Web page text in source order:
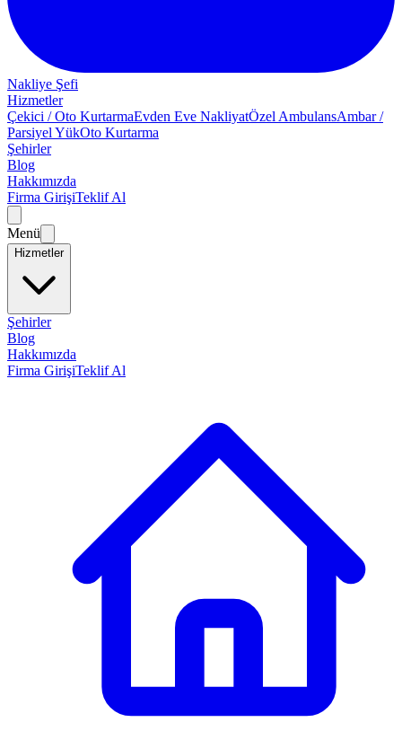
Nakliye Şefi
Hizmetler
Çekici / Oto KurtarmaEvden Eve NakliyatÖzel AmbulansAmbar /
Parsiyel YükOto Kurtarma
Şehirler
Blog
Hakkımızda
Firma GirişiTeklif Al
Menü
Hizmetler
Şehirler
Blog
Hakkımızda
Firma GirişiTeklif Al